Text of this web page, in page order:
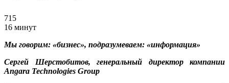
715
16 минут
Мы говорим: «бизнес», подразумеваем: «информация»
Сергей Шерстобитов, генеральный директор компании
Angara Technologies Group